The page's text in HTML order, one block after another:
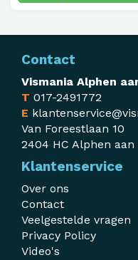
Contact
Vismania Alphen
T 017-2491772
E
Van Foreestlaan 10
2404 HC Alphen aan
Klantenservice
Over ons
Contact
Veelgestelde vragen
Privacy Policy
Video's